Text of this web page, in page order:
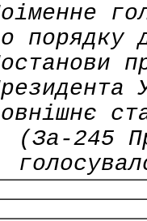
порядку
(За-245